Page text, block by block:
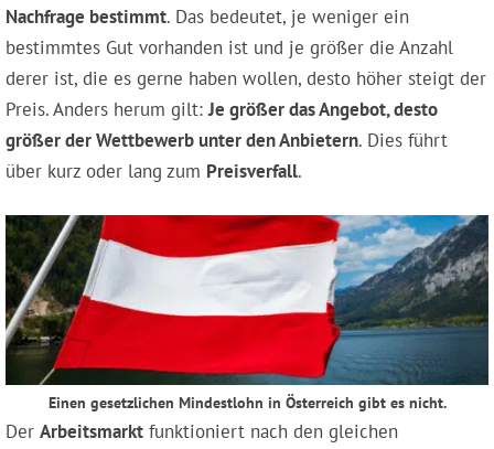
Nachfrage bestimmt. Das bedeutet, je weniger ein
bestimmtes Gut vorhanden ist und je größer die Anzahl
derer ist, die es gerne haben wollen, desto höher steigt der
Preis. Anders herum gilt:Je größer das Angebot, desto
größer der Wettbewerb unter den Anbietern. Dies führt
über kurz oder lang zum Preisverfall.
Einen gesetzlichen Mindestlohn in Österreich gibt es nicht.
Der Arbeitsmarkt funktioniert nach den gleichen